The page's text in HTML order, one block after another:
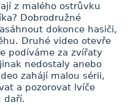
z malého ostrůvku
Dobrodružné
dokonce hasiči,
Druhé video otevře
podíváme za zvířaty
nedostaly anebo
zahájí malou sérii,
a pozorovat lvíče
daří.